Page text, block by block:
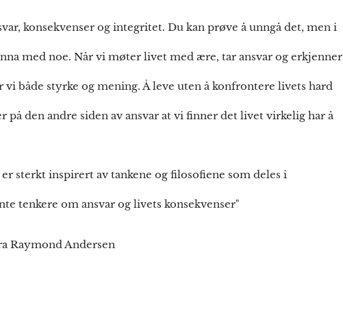
konsekvenser og integritet. Du kan prøve å unngå det, men i
med noe. Når vi møter livet med ære, tar ansvar og erkjenner
vi både styrke og mening. Å leve uten å konfrontere livets hard
på den andre siden av ansvar at vi finner det livet virkelig har å
sterkt inspirert av tankene og filosofiene som deles i
tenkere om ansvar og livets konsekvenser"
Raymond Andersen